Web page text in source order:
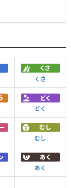
くさ
どく
むし
あく